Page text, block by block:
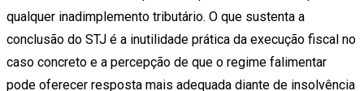
qualquer inadimplemento tributário. O que sustenta a
conclusão do STJ é a inutilidade prática da execução fiscal no
caso concreto e a percepção de que o regime falimentar
pode oferecer resposta mais adequada diante de insolvência